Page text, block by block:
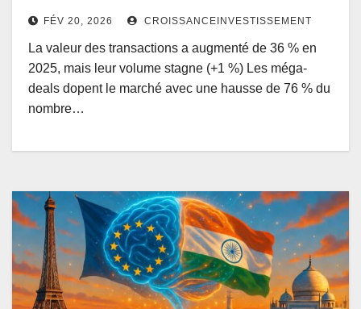
FÉV 20, 2026 CROISSANCEINVESTISSEMENT
La valeur des transactions a augmenté de 36 % en
2025, mais leur volume stagne (+1 %) Les méga-
deals dopent le marché avec une hausse de 76 % du
nombre…